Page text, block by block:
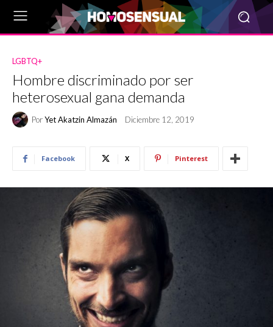
LGBTQ+
Hombre discriminado por ser
heterosexual gana demanda
PorYet Akatzin Almazán Diciembre 12, 2019
Facebook X Pinterest